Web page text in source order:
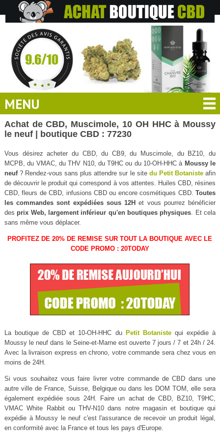
MENU
Achat de CBD, Muscimole, 10 OH HHC à Moussy
le neuf | boutique CBD : 77230
Vous désirez acheter du CBD, du CB9, du Muscimole, du BZ10, du
MCPB, du VMAC, du THV N10, du T9HC ou du 10-OH-HHC à Moussy le
neuf? Rendez-vous sans plus attendre sur le site du Petit Botanisteafin
de découvrir le produit qui correspond à vos attentes. Huiles CBD, résines
CBD, fleurs de CBD, infusions CBD ou encore cosmétiques CBD.Toutes
les commandes sont expédiées sous 12H et vous pourrez bénéficier
des prix Web, largement inférieur qu'en boutiques physiques . Et cela
sans même vous déplacer.
PROFITEZ DE 20% DE REMISE SUR TOUT LA BOUTIQUE AVEC LE
CODE PROMO : 20TODAY
La boutique de CBD et 10-OH-HHC du Petit Botanistequi expédie à
Moussy le neuf dans le Seine-et-Marne est ouverte 7 jours / 7 et 24h / 24.
Avec la livraison express en chrono, votre commande sera chez vous en
moins de 24H.
Si vous souhaitez vous faire livrer votre commande de CBD dans une
autre ville de France, Suisse, Belgique ou dans les DOM TOM, elle sera
également expédiée sous 24H. Faire un achat de CBD, BZ10, T9HC,
VMAC White Rabbit ou THV-N10 dans notre magasin et boutique qui
expédie à Moussy le neuf c'est l'assurance de recevoir un produit légal,
en conformité avec la France et tous les pays d'Europe.